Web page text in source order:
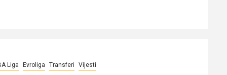
Liga Evroliga Transferi Vijesti